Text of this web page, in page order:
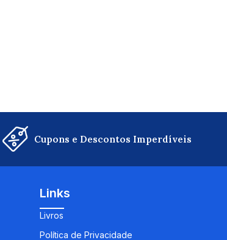
Cupons e Descontos Imperdíveis
Links
Livros
Política de Privacidade